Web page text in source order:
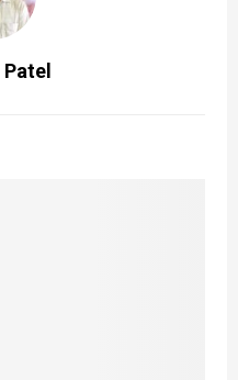
Patel